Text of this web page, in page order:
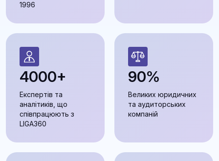
1996
4000+
Експертів та
аналітиків, що
співпрацюють з
LIGA360
90%
Великих юридичних
та аудиторських
компаній